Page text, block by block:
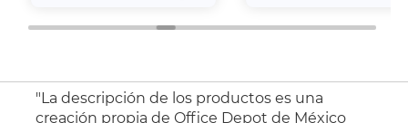
"La descripción de los productos es una
creación propia de Office Depot de México